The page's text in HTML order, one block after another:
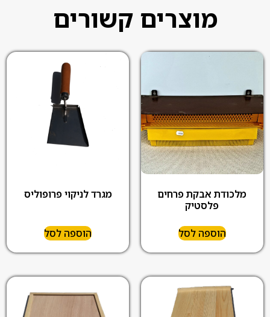
מוצרים קשורים
מלכודת אבקת פרחים
פלסטיק
הוספה לסל
מגרד לניקוי פרופוליס
הוספה לסל